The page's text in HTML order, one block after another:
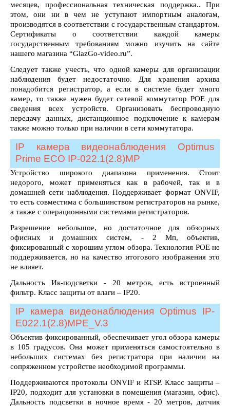
месяцев, профессиональная техническая поддержка.. При
этом, они ни в чем не уступают импортным аналогам,
производятся в соответствии с государственным стандартом.
Сертификаты о соответствии каждой камеры
государственным требованиям можно изучить на сайте
нашего магазина “GlazGo-video.ru”.
Следует также учесть, что одной камеры для организации
наблюдения будет недостаточно. Для хранения архива
понадобится регистратор, а если в системе будет много
камер, то также нужен будет сетевой коммутатор POE для
сведения всех устройств. Организовать беспроводную
передачу данных, дистанционное подключение к камерам
также можно только при наличии в сети коммутатора.
IP камера видеонаблюдения Optimus
Prime ECO IP-022.1(2.8)MP
Устройство широкого диапазона применения. Стоит
недорого, может применяться как в рабочей, так и в
домашней сети наблюдения. Поддерживает формат ONVIF,
то есть совместима с большинством регистраторов на рынке,
а также с операционными системами регистраторов.
Разрешение небольшое, но достаточное для обзорных
офисных и домашних систем, - 2 Мп, объектив,
фиксированный с хорошим углом обзора. Технология POE не
поддерживается, но на качество итогового изображения это
не влияет.
Дальность Ик-подсветки - 20 метров, есть встроенный
фильтр. Класс защиты от влаги – IP20.
IP камера видеонаблюдения Optimus IP-
E022.1(2.8)MPE_V.3
Объектив фиксированный, обеспечивает угол обзора камеры
в 105 градусов. Она может применяться самостоятельно в
небольших системах без регистратора при наличии на
сопряженном устройстве необходимой программы.
Поддерживаются протоколы ONVIF и RTSP. Класс защиты –
IP20, подходит для установки в помещения (магазин, офис).
Дальность подсветки в ночное время - 20 метров, датчик